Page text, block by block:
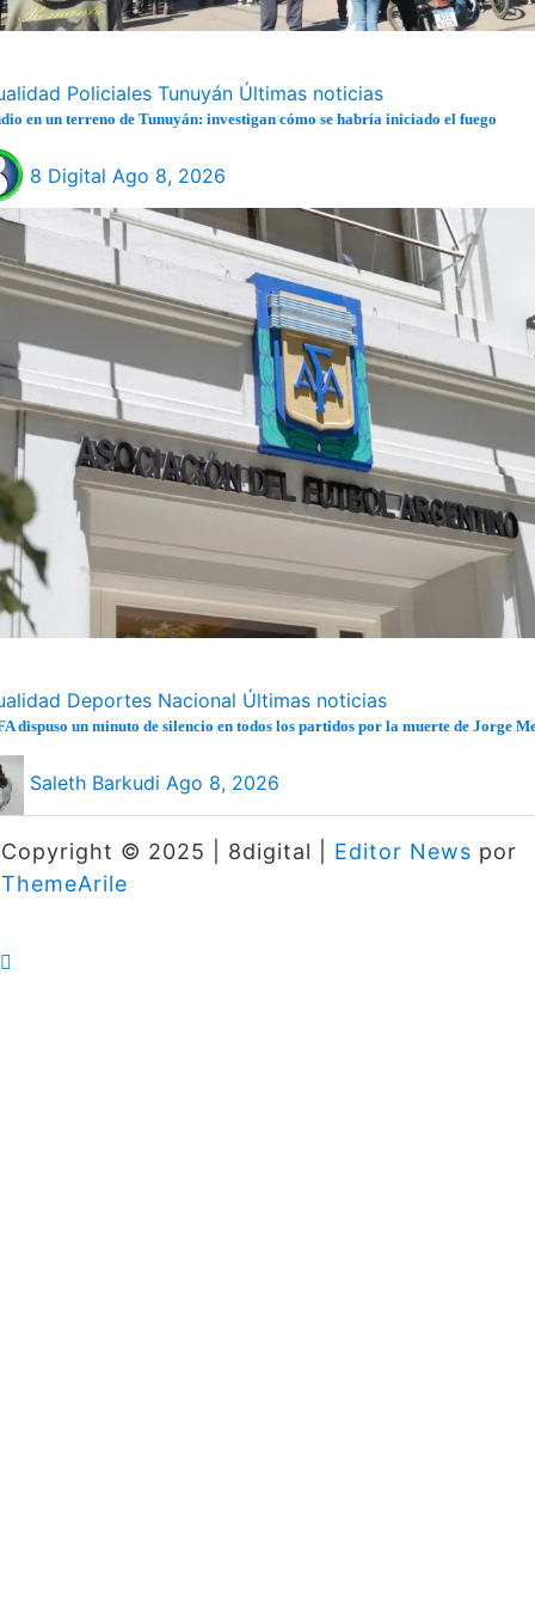
Policiales Tunuyán Últimas noticias
en un terreno de Tunuyán: investigan cómo se habría iniciado el fuego
8 Digital Ago 8, 2026
Deportes Nacional Últimas noticias
dispuso un minuto de silencio en todos los partidos por la muerte de Jorge
Saleth Barkudi Ago 8, 2026
Copyright © 2025 | 8digital Editor News por
ThemeArile